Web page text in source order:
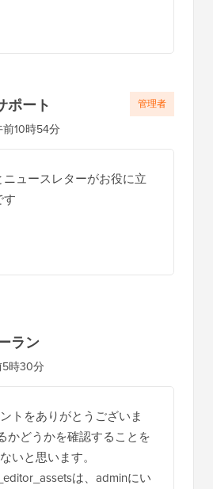
ポート
10時54分
ニュースレターがお役に立
す
管理者
ラン
時30分
トをありがとうございま
かどうかを確認することを
いと思います。
は、adminにい